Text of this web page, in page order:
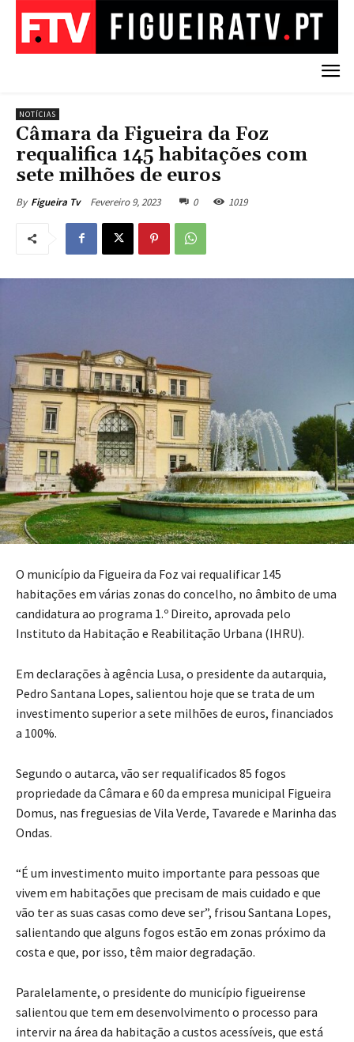
NOTÍCIAS
Câmara da Figueira da Foz
requalifica 145 habitações com
sete milhões de euros
By Figueira Tv Fevereiro 9, 2023 0 1019
O município da Figueira da Foz vai requalificar 145
habitações em várias zonas do concelho, no âmbito de uma
candidatura ao programa 1.º Direito, aprovada pelo
Instituto da Habitação e Reabilitação Urbana (IHRU).
Em declarações à agência Lusa, o presidente da autarquia,
Pedro Santana Lopes, salientou hoje que se trata de um
investimento superior a sete milhões de euros, financiados
a 100%.
Segundo o autarca, vão ser requalificados 85 fogos
propriedade da Câmara e 60 da empresa municipal Figueira
Domus, nas freguesias de Vila Verde, Tavarede e Marinha das
Ondas.
“É um investimento muito importante para pessoas que
vivem em habitações que precisam de mais cuidado e que
vão ter as suas casas como deve ser”, frisou Santana Lopes,
salientando que alguns fogos estão em zonas próximo da
costa e que, por isso, têm maior degradação.
Paralelamente, o presidente do município figueirense
salientou que tem em desenvolvimento o processo para
intervir na área da habitação a custos acessíveis, que está